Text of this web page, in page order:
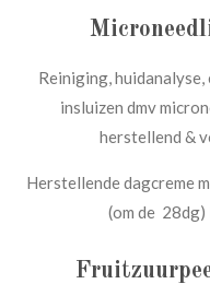
Reiniging,
insluizen dmv
herstellend &
Herstellende dagcreme
(om de 28dg)